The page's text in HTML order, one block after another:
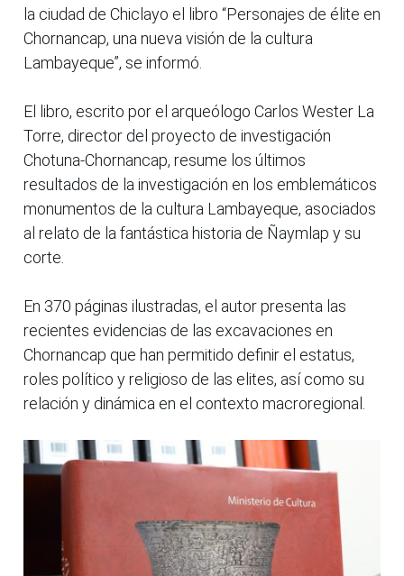
la ciudad de Chiclayo el libro “Personajes de élite en
Chornancap, una nueva visión de la cultura
Lambayeque”, se informó.
El libro, escrito por el arqueólogo Carlos Wester La
Torre, director del proyecto de investigación
Chotuna-Chornancap, resume los últimos
resultados de la investigación en los emblemáticos
monumentos de la cultura Lambayeque, asociados
al relato de la fantástica historia de Ñaymlap y su
corte.
En 370 páginas ilustradas, el autor presenta las
recientes evidencias de las excavaciones en
Chornancap que han permitido definir el estatus,
roles político y religioso de las elites, así como su
relación y dinámica en el contexto macroregional.